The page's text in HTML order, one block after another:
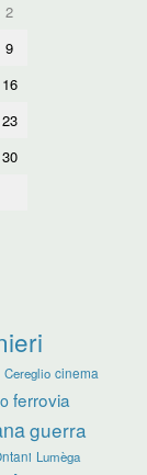
2
9
16
23
30
Cereglio cinema
ferrovia
guerra
Lumèga